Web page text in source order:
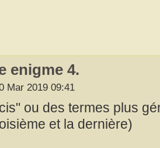
enigme 4.
Mar 2019 09:41
ou des termes plus
et la dernière)